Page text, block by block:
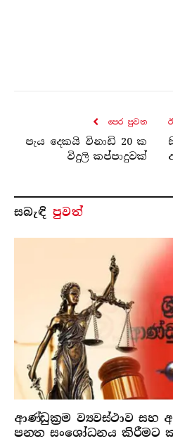
පෙර පුව​ත
පැය දෙකයි විනාඩි 20 ක
විදුලි කප්පාදුවක්
සබැ​ඳි පුවත්
ආණ්ඩුක්‍රම ව්‍යවස්ථාව සහ
පනත සංශෝධනය කිරීමට